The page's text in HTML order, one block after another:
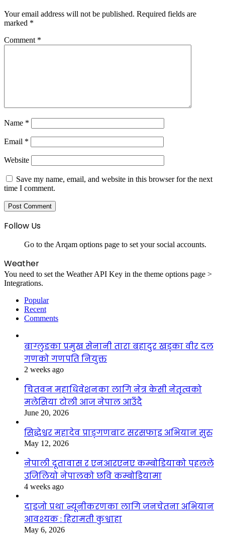
Your email address will not be published. Required fields are
marked *
Comment *
Name *
Email *
Website
Save my name, email, and website in this browser for the next
time I comment.
Follow Us
Go to the Arqam options page to set your social accounts.
Weather
You need to set the Weather API Key in the theme options page >
Integrations.
Popular
Recent
Comments
बाग्लुङका प्रमुख सेनानी तारा बहादुर खड्का वीर दल
गणको गणपति नियुक्त
2 weeks ago
चितवन महाधिवेशनका लागि नेत्र केसी नेतृत्वको
मलेसिया टोली आज नेपाल आउँदै
June 20, 2026
सिद्धेश्वर महादेव प्राङ्गणबाट सरसफाइ अभियान सुरु
May 12, 2026
नेपाली दूतावास र एनआरएनए कम्बोडियाको पहलले
उजिलियो नेपालको छवि कम्बोडियामा
4 weeks ago
दाइजो प्रथा न्यूनीकरणका लागि जनचेतना अभियान
आवश्यक : हिरामती कुश्वाहा
May 6, 2026